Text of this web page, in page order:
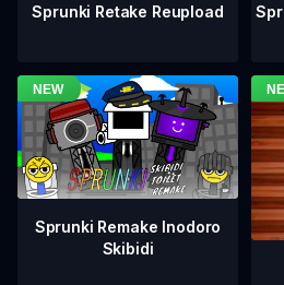
Sprunki Retake Reupload
Sprunki Remake Inodoro
Skibidi